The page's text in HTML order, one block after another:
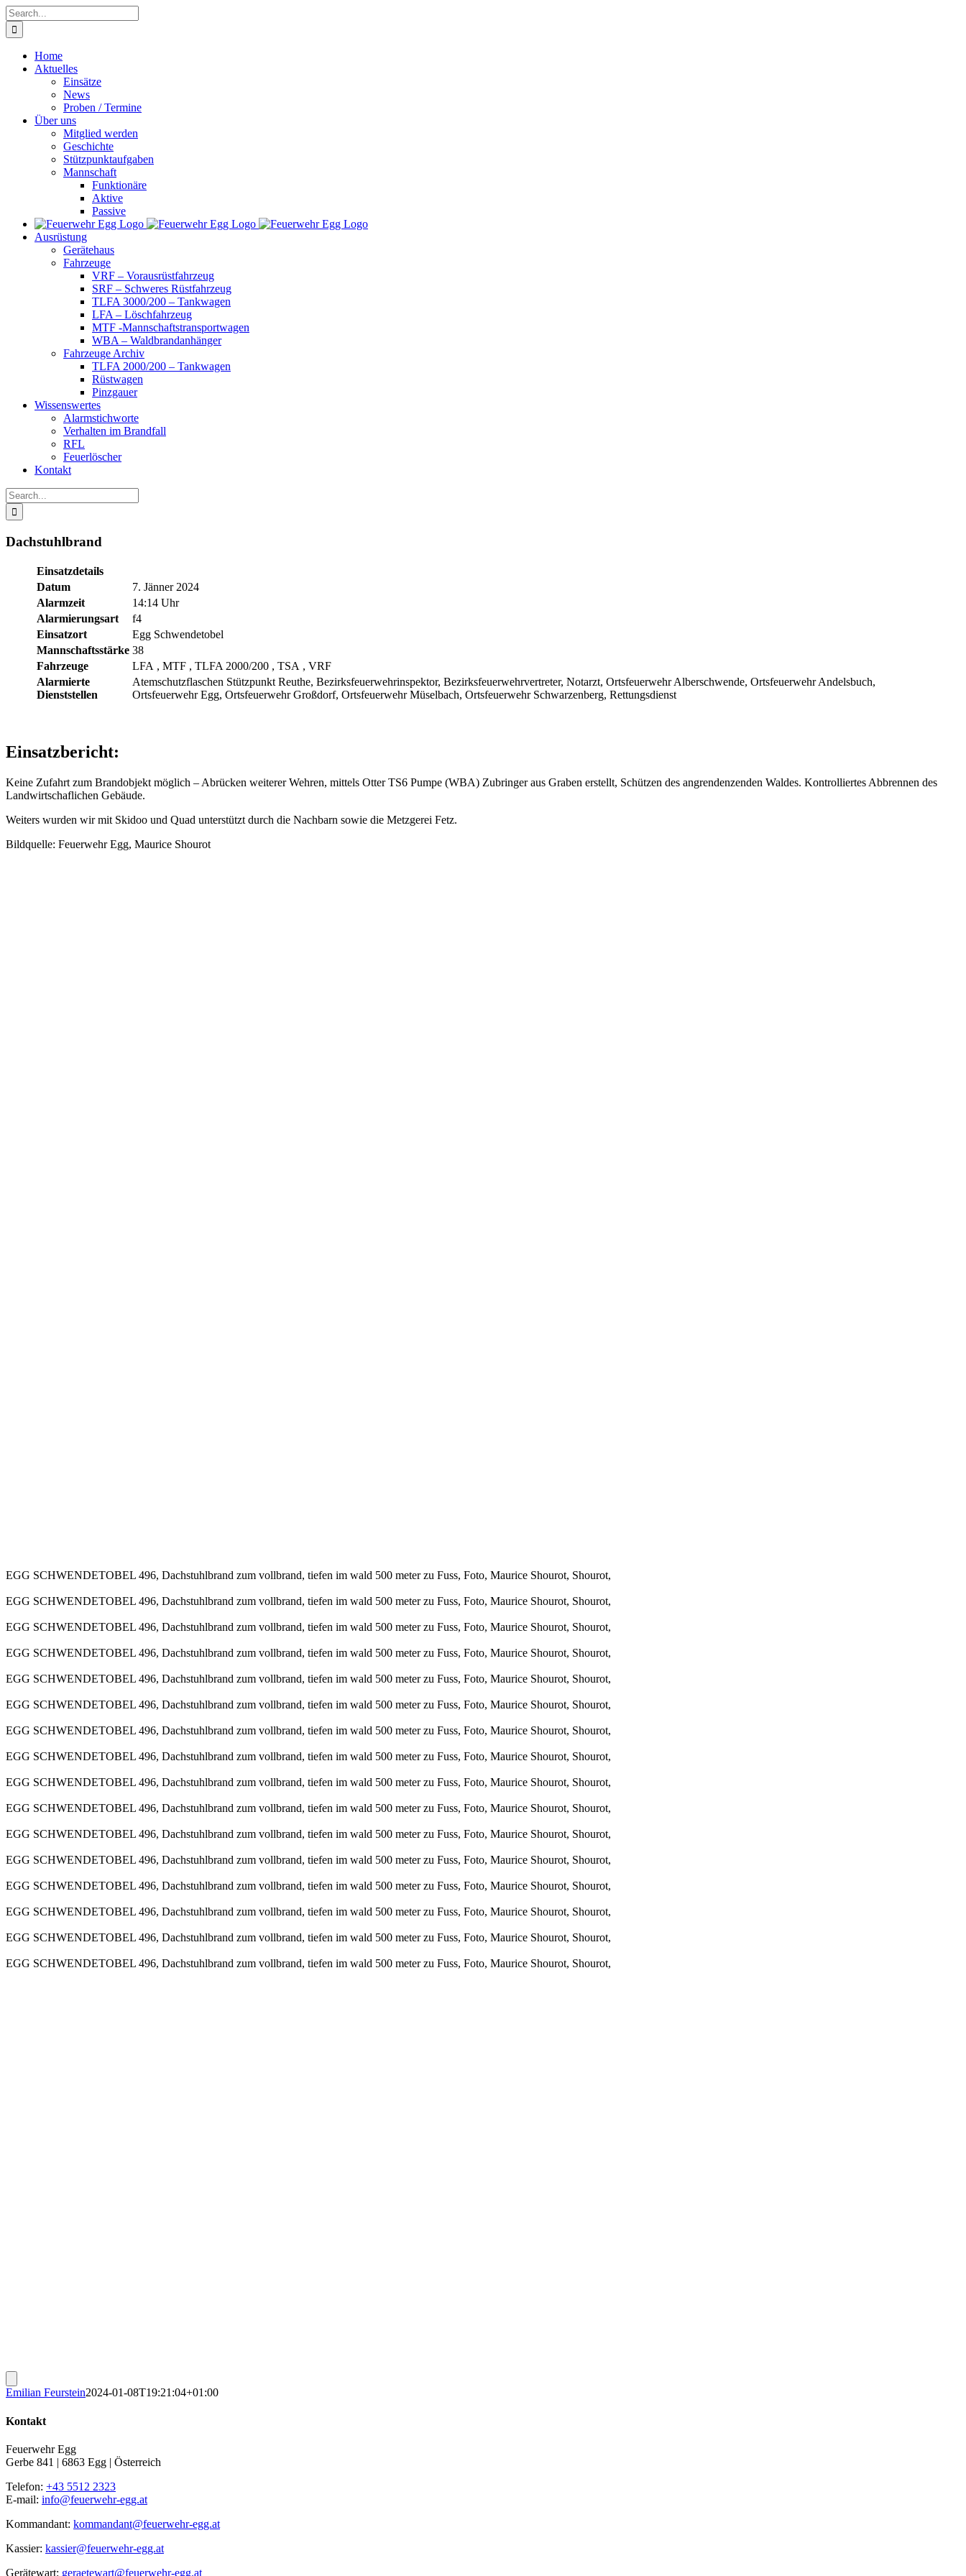
Skip
to
content
Search
for:
Home
Aktuelles
Einsätze
News
Proben / Termine
Über uns
Mitglied werden
Geschichte
Stützpunktaufgaben
Mannschaft
Funktionäre
Aktive
Passive
Ausrüstung
Gerätehaus
Fahrzeuge
VRF – Vorausrüstfahrzeug
SRF – Schweres Rüstfahrzeug
TLFA 3000/200 – Tankwagen
LFA – Löschfahrzeug
MTF -Mannschaftstransportwagen
WBA – Waldbrandanhänger
Fahrzeuge Archiv
TLFA 2000/200 – Tankwagen
Rüstwagen
Pinzgauer
Wissenswertes
Alarmstichworte
Verhalten im Brandfall
RFL
Feuerlöscher
Kontakt
Search
for:
Dachstuhlbrand
Einsatzdetails
Datum
7. Jänner 2024
Alarmzeit
14:14 Uhr
Alarmierungsart
f4
Einsatzort
Egg Schwendetobel
Mannschaftsstärke 38
Fahrzeuge
LFA , MTF , TLFA 2000/200 , TSA , VRF
Alarmierte
Dienststellen
Atemschutzflaschen Stützpunkt Reuthe, Bezirksfeuerwehrinspektor, Bezirksfeuerwehrvertreter, Notarzt, Ortsfeuerwehr Alberschwende, Ortsfeuerwehr Andelsbuch,
Ortsfeuerwehr Egg, Ortsfeuerwehr Großdorf, Ortsfeuerwehr Müselbach, Ortsfeuerwehr Schwarzenberg, Rettungsdienst
Einsatzbericht:
Keine Zufahrt zum Brandobjekt möglich – Abrücken weiterer Wehren, mittels Otter TS6 Pumpe (WBA) Zubringer aus Graben erstellt, Schützen des angrendenzenden Waldes. Kontrolliertes Abbrennen des
Landwirtschaflichen Gebäude.
Weiters wurden wir mit Skidoo und Quad unterstützt durch die Nachbarn sowie die Metzgerei Fetz.
Bildquelle: Feuerwehr Egg, Maurice Shourot
EGG SCHWENDETOBEL 496, Dachstuhlbrand zum vollbrand, tiefen im wald 500 meter zu Fuss, Foto, Maurice Shourot, Shourot,
EGG SCHWENDETOBEL 496, Dachstuhlbrand zum vollbrand, tiefen im wald 500 meter zu Fuss, Foto, Maurice Shourot, Shourot,
EGG SCHWENDETOBEL 496, Dachstuhlbrand zum vollbrand, tiefen im wald 500 meter zu Fuss, Foto, Maurice Shourot, Shourot,
EGG SCHWENDETOBEL 496, Dachstuhlbrand zum vollbrand, tiefen im wald 500 meter zu Fuss, Foto, Maurice Shourot, Shourot,
EGG SCHWENDETOBEL 496, Dachstuhlbrand zum vollbrand, tiefen im wald 500 meter zu Fuss, Foto, Maurice Shourot, Shourot,
EGG SCHWENDETOBEL 496, Dachstuhlbrand zum vollbrand, tiefen im wald 500 meter zu Fuss, Foto, Maurice Shourot, Shourot,
EGG SCHWENDETOBEL 496, Dachstuhlbrand zum vollbrand, tiefen im wald 500 meter zu Fuss, Foto, Maurice Shourot, Shourot,
EGG SCHWENDETOBEL 496, Dachstuhlbrand zum vollbrand, tiefen im wald 500 meter zu Fuss, Foto, Maurice Shourot, Shourot,
EGG SCHWENDETOBEL 496, Dachstuhlbrand zum vollbrand, tiefen im wald 500 meter zu Fuss, Foto, Maurice Shourot, Shourot,
EGG SCHWENDETOBEL 496, Dachstuhlbrand zum vollbrand, tiefen im wald 500 meter zu Fuss, Foto, Maurice Shourot, Shourot,
EGG SCHWENDETOBEL 496, Dachstuhlbrand zum vollbrand, tiefen im wald 500 meter zu Fuss, Foto, Maurice Shourot, Shourot,
EGG SCHWENDETOBEL 496, Dachstuhlbrand zum vollbrand, tiefen im wald 500 meter zu Fuss, Foto, Maurice Shourot, Shourot,
EGG SCHWENDETOBEL 496, Dachstuhlbrand zum vollbrand, tiefen im wald 500 meter zu Fuss, Foto, Maurice Shourot, Shourot,
EGG SCHWENDETOBEL 496, Dachstuhlbrand zum vollbrand, tiefen im wald 500 meter zu Fuss, Foto, Maurice Shourot, Shourot,
EGG SCHWENDETOBEL 496, Dachstuhlbrand zum vollbrand, tiefen im wald 500 meter zu Fuss, Foto, Maurice Shourot, Shourot,
EGG SCHWENDETOBEL 496, Dachstuhlbrand zum vollbrand, tiefen im wald 500 meter zu Fuss, Foto, Maurice Shourot, Shourot,
Emilian Feurstein2024-01-08T19:21:04+01:00
Kontakt
Feuerwehr Egg
Gerbe 841 | 6863 Egg | Österreich
Telefon: +43 5512 2323
E-mail: info@feuerwehr-egg.at
Kommandant: kommandant@feuerwehr-egg.at
Kassier: kassier@feuerwehr-egg.at
Gerätewart: geraetewart@feuerwehr-egg.at